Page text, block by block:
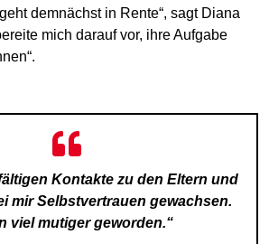
demnächst in Rente“, sagt Diana
mich darauf vor, ihre Aufgabe
Kontakte zu den Eltern und
mir Selbstvertrauen gewachsen.
viel mutiger geworden.“